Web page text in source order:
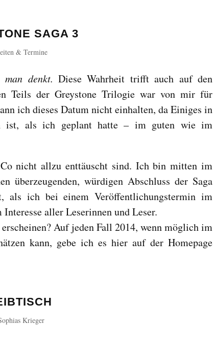
SAGA 3
& Termine
denkt. Diese Wahrheit trifft auch auf den
Teils der Greystone Trilogie war von mir für
ich dieses Datum nicht einhalten, da Einiges in
ist, als ich geplant hatte – im guten wie im
nicht allzu enttäuscht sind. Ich bin mitten im
überzeugenden, würdigen Abschluss der Saga
als ich bei einem Veröffentlichungstermin im
aller Leserinnen und Leser.
Auf jeden Fall 2014, wenn möglich im
kann, gebe ich es hier auf der Homepage
Krieger